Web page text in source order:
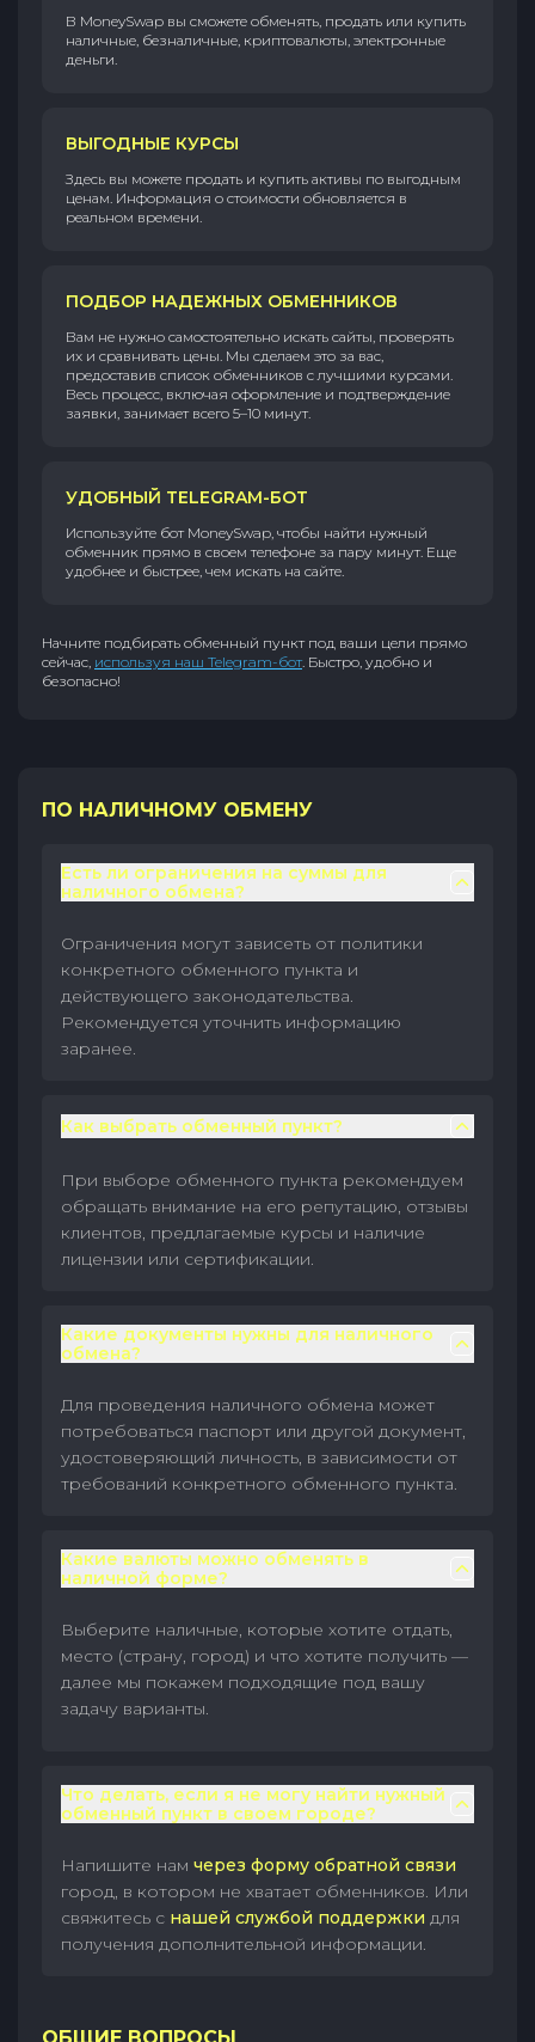
В MoneySwap вы сможете обменять, продать или купить
наличные, безналичные, криптовалюты, электронные
деньги.
ВЫГОДНЫЕ КУРСЫ
Здесь вы можете продать и купить активы по выгодным
ценам. Информация о стоимости обновляется в
реальном времени.
ПОДБОР НАДЕЖНЫХ ОБМЕННИКОВ
Вам не нужно самостоятельно искать сайты, проверять
их и сравнивать цены. Мы сделаем это за вас,
предоставив список обменников с лучшими курсами.
Весь процесс, включая оформление и подтверждение
заявки, занимает всего 5–10 минут.
УДОБНЫЙ TELEGRAM-БОТ
Используйте бот MoneySwap, чтобы найти нужный
обменник прямо в своем телефоне за пару минут. Еще
удобнее и быстрее, чем искать на сайте.
Начните подбирать обменный пункт под ваши цели прямо
сейчас, используя наш Telegram-бот. Быстро, удобно и
безопасно!
ПО НАЛИЧНОМУ ОБМЕНУ
Есть ли ограничения на суммы для
наличного обмена?
Ограничения могут зависеть от политики
конкретного обменного пункта и
действующего законодательства.
Рекомендуется уточнить информацию
заранее.
Как выбрать обменный пункт?
При выборе обменного пункта рекомендуем
обращать внимание на его репутацию, отзывы
клиентов, предлагаемые курсы и наличие
лицензии или сертификации.
Какие документы нужны для наличного
обмена?
Для проведения наличного обмена может
потребоваться паспорт или другой документ,
удостоверяющий личность, в зависимости от
требований конкретного обменного пункта.
Какие валюты можно обменять в
наличной форме?
Выберите наличные, которые хотите отдать,
место (страну, город) и что хотите получить —
далее мы покажем подходящие под вашу
задачу варианты.
Что делать, если я не могу найти нужный
обменный пункт в своем городе?
Напишите нам через форму обратной связи
город, в котором не хватает обменников. Или
свяжитесь с нашей службой поддержки для
получения дополнительной информации.